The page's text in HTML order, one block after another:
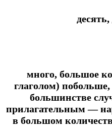
много, большое
глаголом)
большинстве
прилагательным —
в большом